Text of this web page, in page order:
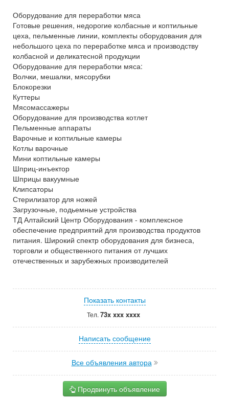
Оборудование для переработки мяса
Готовые решения, недорогие колбасные и коптильные
цеха, пельменные линии, комплекты оборудования для
небольшого цеха по переработке мяса и производству
колбасной и деликатесной продукции
Оборудование для переработки мяса:
Волчки, мешалки, мясорубки
Блокорезки
Куттеры
Мясомассажеры
Оборудование для производства котлет
Пельменные аппараты
Варочные и коптильные камеры
Котлы варочные
Мини коптильные камеры
Шприц-инъектор
Шприцы вакуумные
Клипсаторы
Стерилизатор для ножей
Загрузочные, подьемные устройства
ТД Алтайский Центр Оборудования - комплексное
обеспечение предприятий для производства продуктов
питания. Широкий спектр оборудования для бизнеса,
торговли и общественного питания от лучших
отечественных и зарубежных производителей
Показать контакты
Тел. 73x xxx xxxx
Написать сообщение
Все объявления автора
Продвинуть объявление